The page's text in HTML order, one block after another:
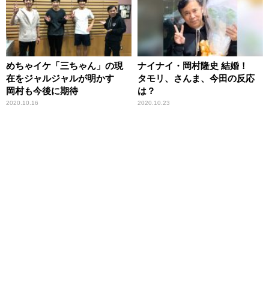
めちゃイケ「三ちゃん」の現
在をジャルジャルが明かす
岡村も今後に期待
2020.10.16
ナイナイ・岡村隆史 結婚！
タモリ、さんま、今田の反応
は？
2020.10.23